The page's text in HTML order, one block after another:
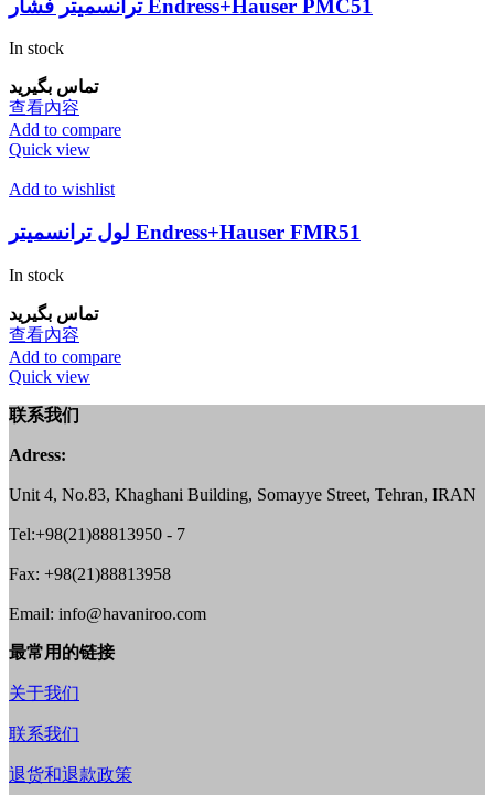
ترانسمیتر فشار Endress+Hauser PMC51
In stock
تماس بگیرید
查看內容
Add to compare
Quick view
Add to wishlist
لول ترانسمیتر Endress+Hauser FMR51
In stock
تماس بگیرید
查看內容
Add to compare
Quick view
联系我们
Adress:
Unit 4, No.83, Khaghani Building, Somayye Street, Tehran, IRAN
Tel:+98(21)88813950 - 7
Fax: +98(21)88813958
Email: info@havaniroo.com
最常用的链接
关于我们
联系我们
退货和退款政策